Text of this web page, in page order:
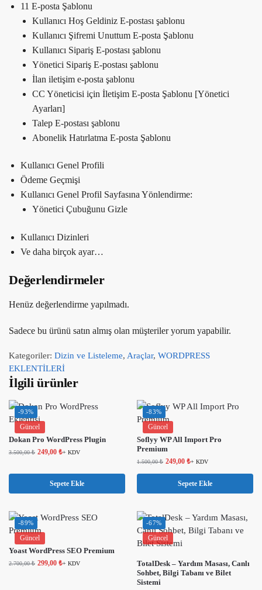
11 E-posta Şablonu
Kullanıcı Hoş Geldiniz E-postası şablonu
Kullanıcı Şifremi Unuttum E-posta Şablonu
Kullanıcı Sipariş E-postası şablonu
Yönetici Sipariş E-postası şablonu
İlan iletişim e-posta şablonu
CC Yöneticisi için İletişim E-posta Şablonu [Yönetici
Ayarları]
Talep E-postası şablonu
Abonelik Hatırlatma E-posta Şablonu
Kullanıcı Genel Profili
Ödeme Geçmişi
Kullanıcı Genel Profil Sayfasına Yönlendirme:
Yönetici Çubuğunu Gizle
Kullanıcı Dizinleri
Ve daha birçok ayar…
Değerlendirmeler
Henüz değerlendirme yapılmadı.
Sadece bu ürünü satın almış olan müşteriler yorum yapabilir.
Kategoriler: Dizin ve Listeleme, Araçlar, WORDPRESS
EKLENTİLERİ
İlgili ürünler
-93%
Güncel
Dokan Pro WordPress Plugin
3.500,00₺ 249,00 ₺+ KDV
Sepete Ekle
-83%
Güncel
Soflyy WP All Import Pro
Premium
1.500,00₺ 249,00 ₺+ KDV
Sepete Ekle
-89%
Güncel
Yoast WordPress SEO Premium
2.700,00₺ 299,00 ₺+ KDV
-67%
Güncel
TotalDesk – Yardım Masası, Canlı
Sohbet, Bilgi Tabanı ve Bilet
Sistemi